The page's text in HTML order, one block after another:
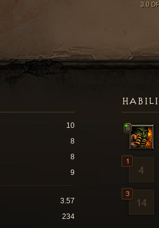
3.0
10
8
8
9
3.57
234